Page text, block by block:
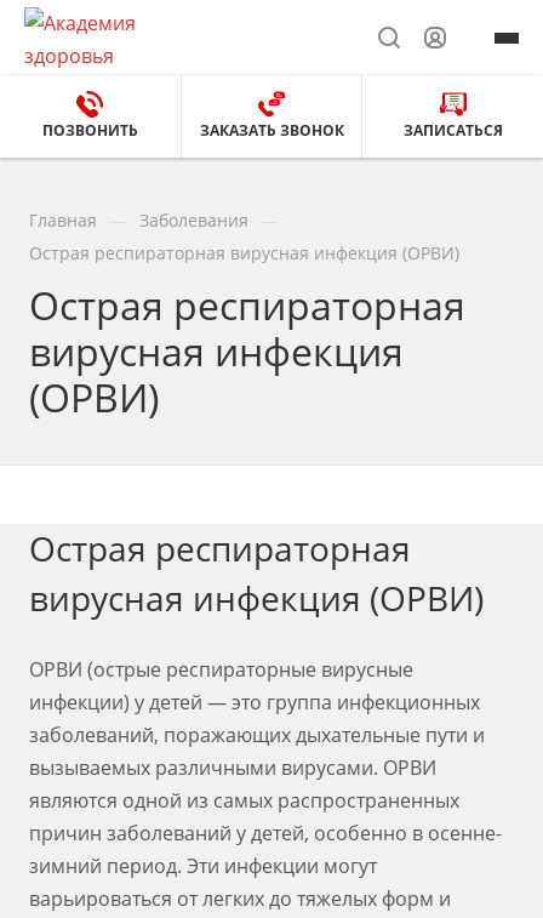
ПОЗВОНИТЬ ЗАКАЗАТЬ ЗВОНОК ЗАПИСАТЬСЯ
Главная Заболевания
Острая респираторная вирусная инфекция (ОРВИ)
Острая респираторная
вирусная инфекция
(ОРВИ)
Острая респираторная
вирусная инфекция (ОРВИ)
ОРВИ (острые респираторные вирусные
инфекции) у детей — это группа инфекционных
заболеваний, поражающих дыхательные пути и
вызываемых различными вирусами. ОРВИ
являются одной из самых распространенных
причин заболеваний у детей, особенно в осенне-
зимний период. Эти инфекции могут
варьироваться от легких до тяжелых форм и